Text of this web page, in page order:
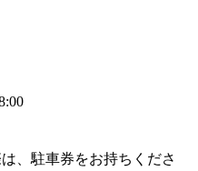
、駐車券をお持ちくださ